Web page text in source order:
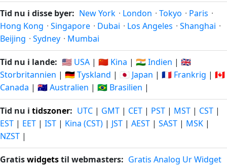
315 dage
siden
26.09.2025
315
dage
nu
316 dage
siden
25.09.2025
316
dage
fra-
nu
317 dage
siden
dage
fra-
Tid nu i disse byer: New York · London · Tokyo · Paris ·
Hong Kong · Singapore · Dubai · Los Angeles · Shanghai ·
Beijing · Sydney · Mumbai
Tid nu i lande: 🇺🇸 USA | 🇨🇳 Kina | 🇮🇳 Indien | 🇬🇧
Storbritannien | 🇩🇪 Tyskland | 🇯🇵 Japan | 🇫🇷 Frankrig | 🇨🇦
Canada | 🇦🇺 Australien | 🇧🇷 Brasilien |
Tid nu i tidszoner: UTC | GMT | CET | PST | MST | CST |
EST | EET | IST | Kina (CST) | JST | AEST | SAST | MSK |
NZST |
Gratiswidgetstil webmasters: Gratis Analog Ur Widget